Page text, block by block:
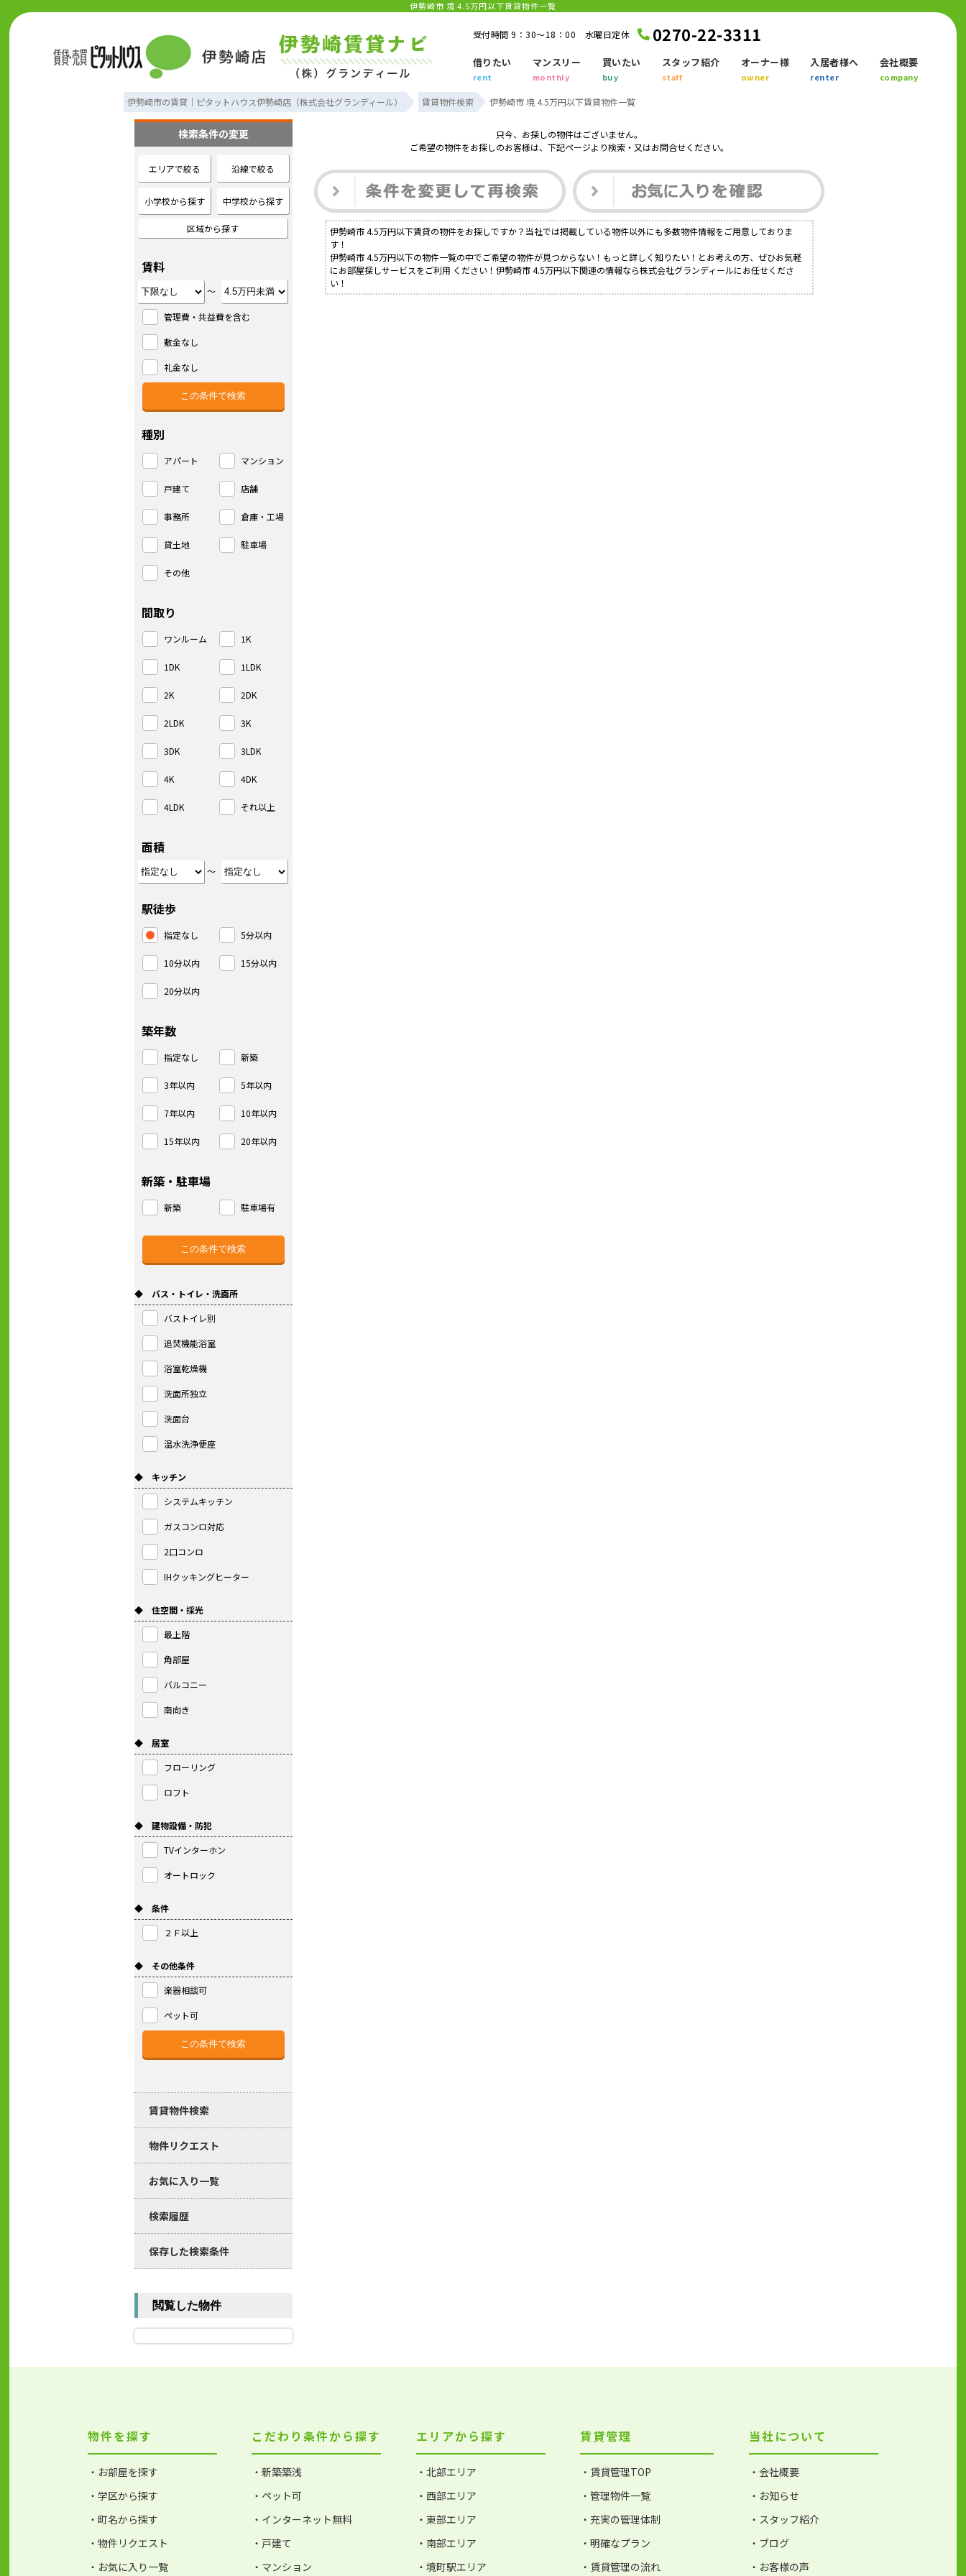
伊勢崎市 境 4.5万円以下賃貸物件一覧
受付時間 9：30～18：00 水曜日定休 0270-22-3311
借りたい
rent
マンスリー
monthly
買いたい
buy
スタッフ紹介
staff
オーナー様
owner
入居者様へ
renter
会社概要
company
伊勢崎市の賃貸｜ピタットハウス伊勢崎店（株式会社グランディール） 賃貸物件検索 伊勢崎市 境 4.5万円以下賃貸物件一覧
只今、お探しの物件はございません。
ご希望の物件をお探しのお客様は、下記ページより検索・又はお問合せください。
伊勢崎市 4.5万円以下賃貸の物件をお探しですか？当社では掲載している物件以外にも多数物件情報をご用意しておりま
す！
伊勢崎市 4.5万円以下の物件一覧の中でご希望の物件が見つからない！もっと詳しく知りたい！とお考えの方、ぜひお気軽
にお部屋探しサービスをご利用 ください！伊勢崎市 4.5万円以下関連の情報なら株式会社グランディールにお任せくださ
い！
検索条件の変更
エリアで絞る 沿線で絞る
小学校から探す 中学校から探す
区域から探す
賃料
～
管理費・共益費を含む
敷金なし
礼金なし
種別
アパート マンション
戸建て 店舗
事務所 倉庫・工場
貸土地 駐車場
その他
間取り
ワンルーム 1K
1DK 1LDK
2K 2DK
2LDK 3K
3DK 3LDK
4K 4DK
4LDK それ以上
面積
～
駅徒歩
指定なし 5分以内
10分以内 15分以内
20分以内
築年数
指定なし 新築
3年以内 5年以内
7年以内 10年以内
15年以内 20年以内
新築・駐車場
新築 駐車場有
◆ バス・トイレ・洗面所
バストイレ別
追焚機能浴室
浴室乾燥機
洗面所独立
洗面台
温水洗浄便座
◆ キッチン
システムキッチン
ガスコンロ対応
2口コンロ
IHクッキングヒーター
◆ 住空間・採光
最上階
角部屋
バルコニー
南向き
◆ 居室
フローリング
ロフト
◆ 建物設備・防犯
TVインターホン
オートロック
◆ 条件
２Ｆ以上
◆ その他条件
楽器相談可
ペット可
賃貸物件検索
物件リクエスト
お気に入り一覧
検索履歴
保存した検索条件
閲覧した物件
物件を探す
・お部屋を探す
・学区から探す
・町名から探す
・物件リクエスト
・お気に入り一覧
こだわり条件から探す
・新築築浅
・ペット可
・インターネット無料
・戸建て
・マンション
エリアから探す
・北部エリア
・西部エリア
・東部エリア
・南部エリア
・境町駅エリア
賃貸管理
・賃貸管理TOP
・管理物件一覧
・充実の管理体制
・明確なプラン
・賃貸管理の流れ
当社について
・会社概要
・お知らせ
・スタッフ紹介
・ブログ
・お客様の声